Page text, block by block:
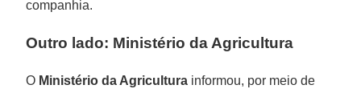
companhia.
Outro lado: Ministério da Agricultura
O Ministério da Agricultura informou, por meio de